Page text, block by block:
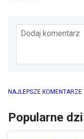
Dodaj komentarz
NAJLEPSZE KOMENTARZE
Popularne